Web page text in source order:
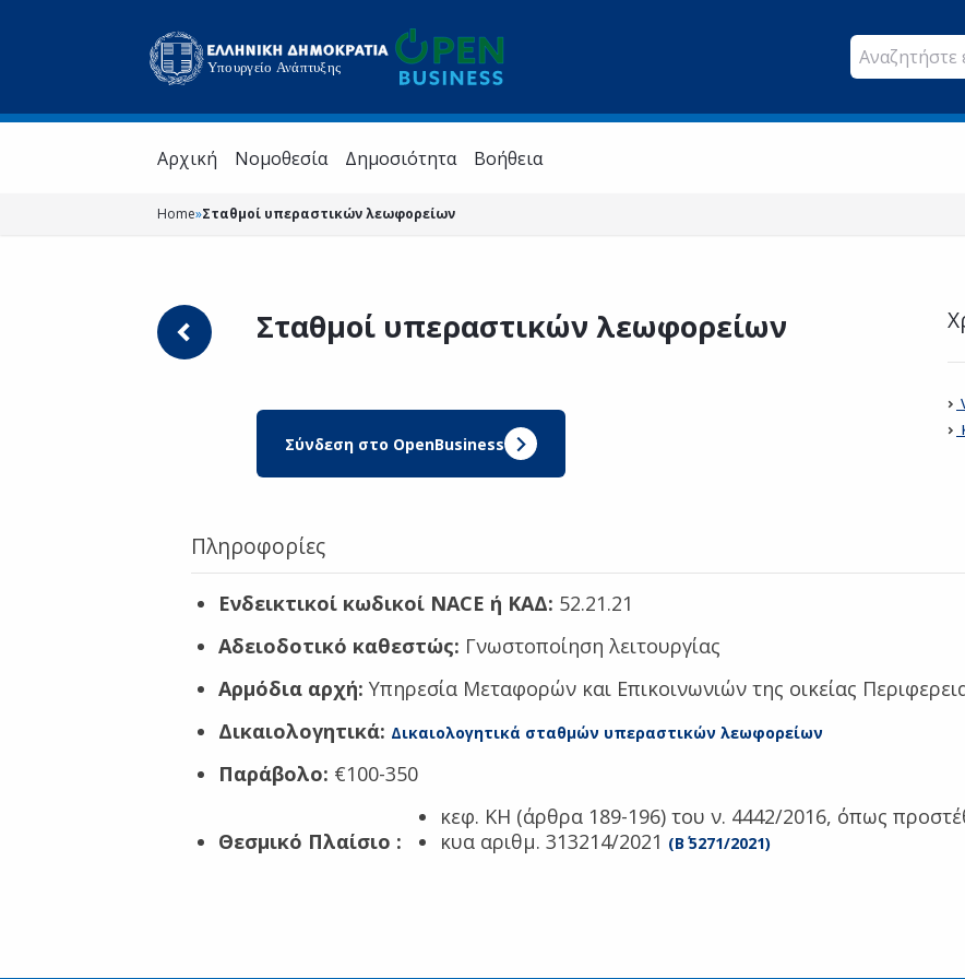
Aρχική Νομοθεσία Δημοσιότητα Βοήθεια
Home»Σταθμοί υπεραστικών λεωφορείων
Σταθμοί υπεραστικών λεωφορείων
Σύνδεση στο OpenBusiness
Πληροφορίες
Ενδεικτικοί κωδικοί NACE ή ΚΑΔ: 52.21.21
Αδειοδοτικό καθεστώς: Γνωστοποίηση λειτουργίας
Αρμόδια αρχή: Υπηρεσία Μεταφορών και Επικοινωνιών της οικείας
Δικαιολογητικά: Δικαιολογητικά σταθμών υπεραστικών λεωφορείων
Παράβολο: €100-350
Θεσμικό Πλαίσιο :
κεφ. ΚΗ (άρθρα 189-196) του ν. 4442/2016, όπως
κυα αριθμ. 313214/2021 (Β΄ 5271/2021)